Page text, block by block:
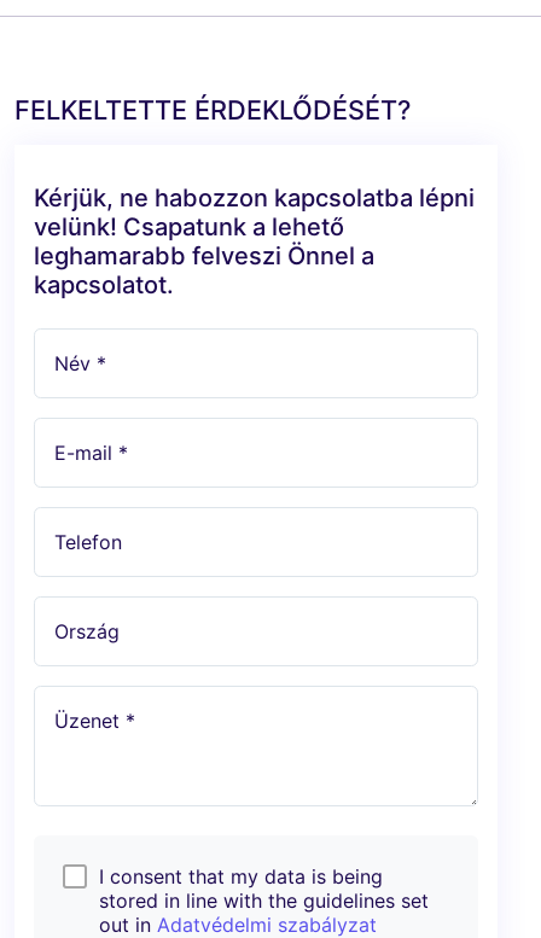
FELKELTETTE ÉRDEKLŐDÉSÉT?
Kérjük, ne habozzon kapcsolatba lépni
velünk! Csapatunk a lehető
leghamarabb felveszi Önnel a
kapcsolatot.
Név *
E-mail *
Telefon
Ország
Üzenet *
I consent that my data is being
stored in line with the guidelines set
out in Adatvédelmi szabályzat